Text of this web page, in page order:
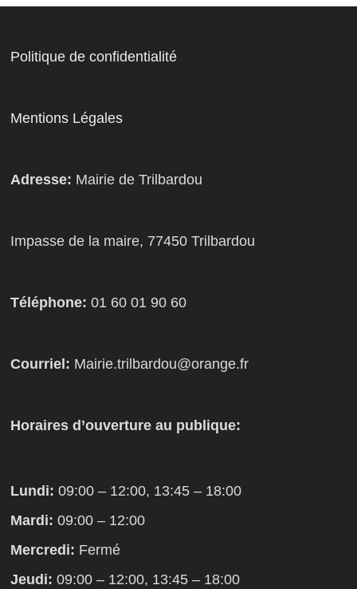
Politique de confidentialité
Mentions Légales
Adresse: Mairie de Trilbardou
Impasse de la maire, 77450 Trilbardou
Téléphone: 01 60 01 90 60
Courriel: Mairie.trilbardou@orange.fr
Horaires d’ouverture au publique:
Lundi: 09:00 – 12:00, 13:45 – 18:00
Mardi: 09:00 – 12:00
Mercredi: Fermé
Jeudi: 09:00 – 12:00, 13:45 – 18:00